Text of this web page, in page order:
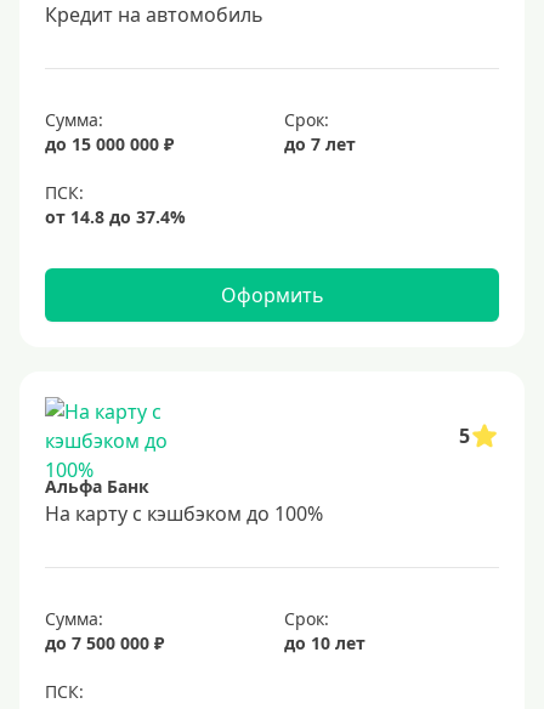
Кредит на автомобиль
Сумма:
до 15 000 000 ₽
Срок:
до 7 лет
Оформить
5
Альфа Банк
На карту с кэшбэком до 100%
Сумма:
до 7 500 000 ₽
Срок:
до 10 лет